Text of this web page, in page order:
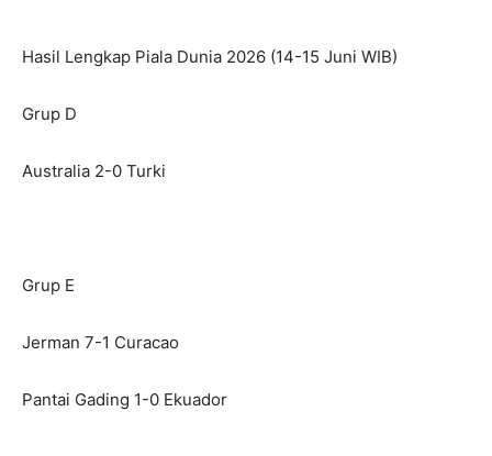
Hasil Lengkap Piala Dunia 2026 (14-15 Juni WIB)
Grup D
Australia 2-0 Turki
Grup E
Jerman 7-1 Curacao
Pantai Gading 1-0 Ekuador